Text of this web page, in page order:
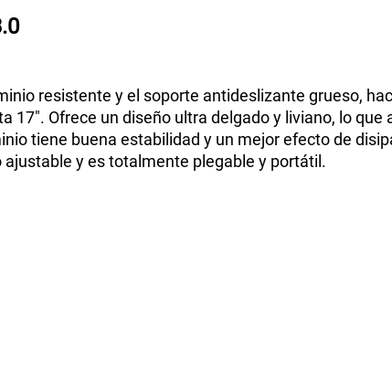
resistente y el soporte antideslizante grueso,
Ofrece un diseño ultra delgado y liviano, lo que
tiene buena estabilidad y un mejor efecto de
y es totalmente plegable y portátil.